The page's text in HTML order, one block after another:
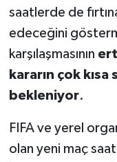
saatlerde de
edeceğini
karşılaşmasının
kararın çok kısa
bekleniyor.
FIFA ve yerel
olan yeni maç
TÜRKİYE